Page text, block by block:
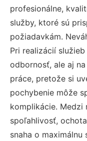
profesionálne,
služby, ktoré sú
požiadavkám.
Pri realizácií
odbornosť, ale aj
práce, pretože si
pochybenie môže
komplikácie. Medzi
spoľahlivosť,
snaha o